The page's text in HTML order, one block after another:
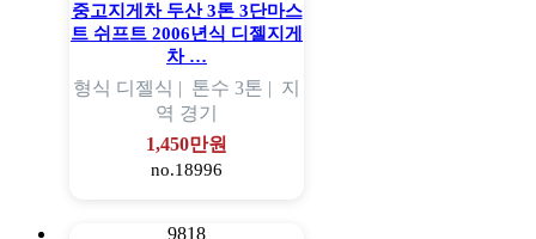
중고지게차 두산 3톤 3단마스
트 쉬프트 2006년식 디젤지게
차 …
형식 디젤식 | 톤수 3톤 | 지
역 경기
1,450만원
no.18996
9818